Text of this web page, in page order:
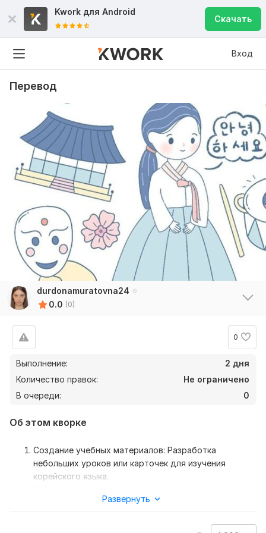
Kwork для Android
Скачать
Вход
Перевод
durdonamuratovna24
0.0 (0)
0
Выполнение:
2 дня
Количество правок:
Не ограничено
В очереди:
0
Об этом кворке
Создание учебных материалов: Разработка
небольших уроков или карточек для изучения
корейского языка.
младшим школьникам или тем, кто только начинает
Развернуть